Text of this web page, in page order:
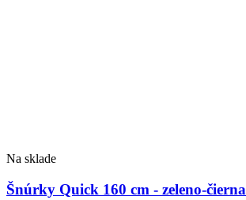
Na sklade
Šnúrky Quick 160 cm - zeleno-čierna